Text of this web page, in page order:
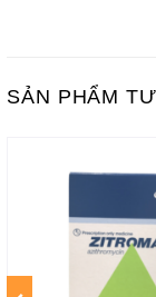
SẢN PHẨM